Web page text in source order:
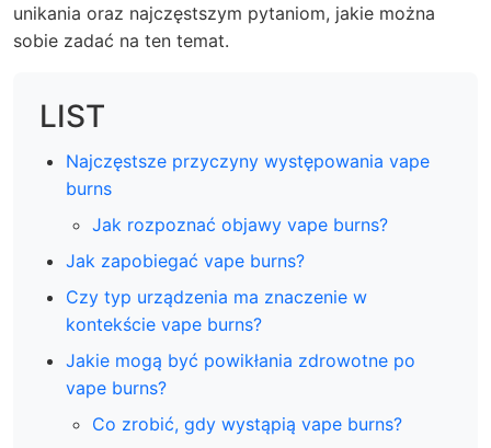
unikania oraz najczęstszym pytaniom, jakie można
sobie zadać na ten temat.
LIST
Najczęstsze przyczyny występowania vape
burns
Jak rozpoznać objawy vape burns?
Jak zapobiegać vape burns?
Czy typ urządzenia ma znaczenie w
kontekście vape burns?
Jakie mogą być powikłania zdrowotne po
vape burns?
Co zrobić, gdy wystąpią vape burns?